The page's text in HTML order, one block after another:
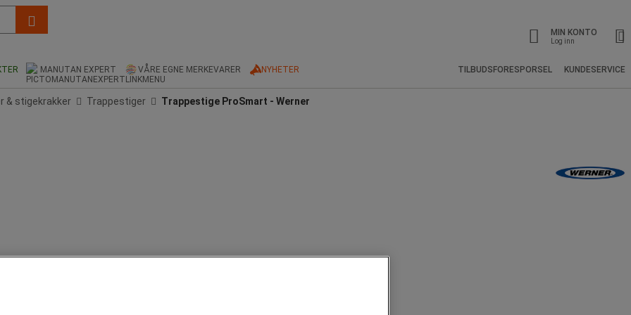
MIN KONTO
Log inn
MANUTAN EXPERT VÅRE EGNE MERKEVARER NYHETER TILBUDSFORESPORSEL KUNDESERVICE
& stigekrakker Trappestiger Trappestige ProSmart - Werner
aluminiumsprofiler av høy kvalitet, egnet for alle typer oppgaver og arbeidsmiljøer.